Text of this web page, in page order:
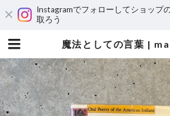
Instagramでフォローしてショップ
取ろう
魔法としての言葉 |